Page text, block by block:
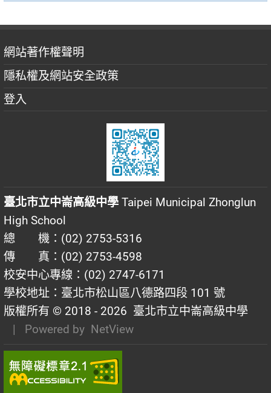
網站著作權聲明
隱私權及網站安全政策
登入
臺北市立中崙高級中學 Taipei Municipal Zhonglun
High School
總 機：(02) 2753-5316
傳 真：(02) 2753-4598
校安中心專線：(02) 2747-6171
學校地址：臺北市松山區八德路四段 101 號
版權所有 © 2018 - 2026 臺北市立中崙高級中學
| Powered by NetView